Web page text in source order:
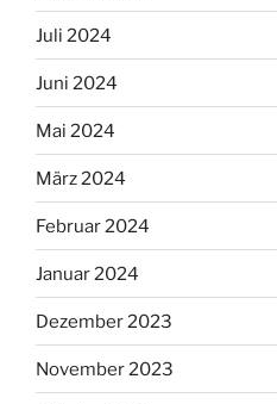
Juli 2024
Juni 2024
Mai 2024
März 2024
Februar 2024
Januar 2024
Dezember 2023
November 2023